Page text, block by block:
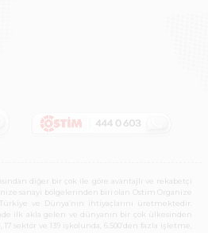
diğer bir çok ile göre avantajlı ve rekabetçi
sanayi bölgelerinden biri olan Ostim Organize
ve Dünya’nın ihtiyaçlarını üretmektedir.
ilk akla gelen ve dünyanın bir çok ülkesinden
sektör ve 139 işkolunda, 6.500’den fazla işletme,